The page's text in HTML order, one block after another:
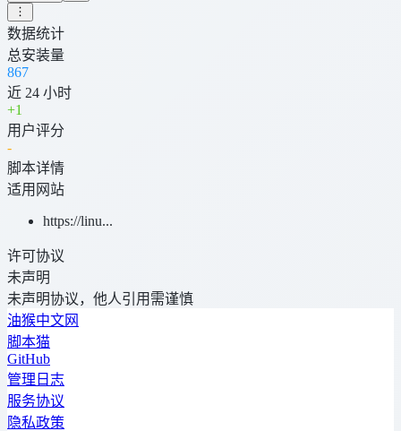
数据统计
总安装量
867
近 24 小时
+1
用户评分
-
脚本详情
适用网站
https://linu...
许可协议
未声明
未声明协议，他人引用需谨慎
油猴中文网
脚本猫
GitHub
管理日志
服务协议
隐私政策